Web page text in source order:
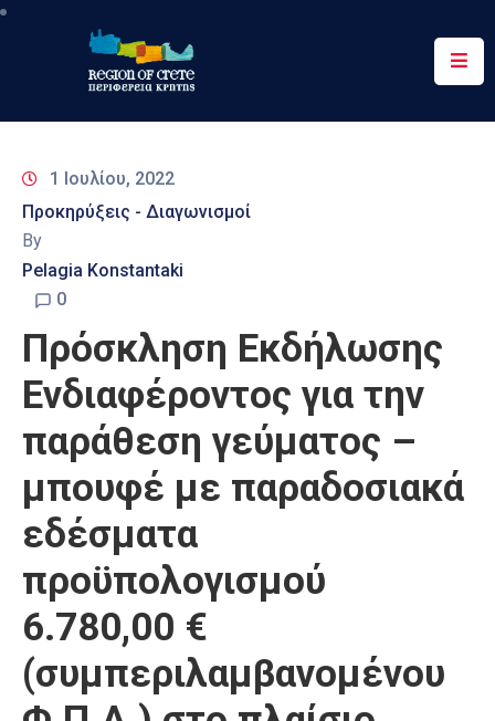
Περιφέρεια
&
Δράσεις
Ψηφιακές
Υπηρεσίες
Επικοινωνία
1 Ιουλίου, 2022
Προκηρύξεις - Διαγωνισμοί
By
Pelagia Konstantaki
0
Πρόσκληση Εκδήλωσης
Ενδιαφέροντος για την
παράθεση γεύματος –
μπουφέ με παραδοσιακά
εδέσματα
προϋπολογισμού
6.780,00 €
(συμπεριλαμβανομένου